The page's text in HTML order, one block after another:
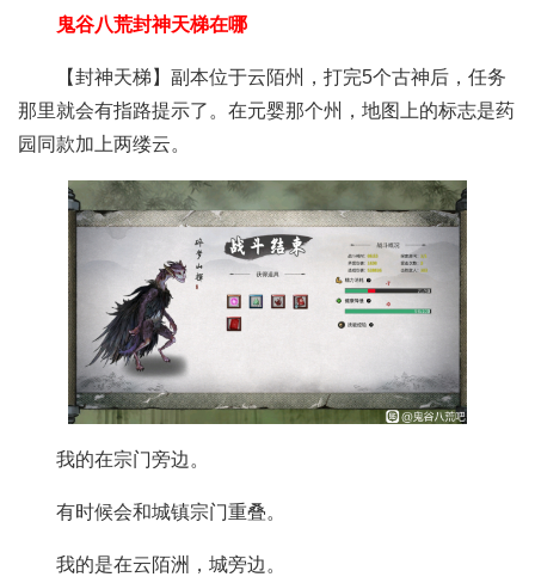
鬼谷八荒封神天梯在哪
【封神天梯】副本位于云陌州，打完5个古神后，任务
那里就会有指路提示了。在元婴那个州，地图上的标志是药
园同款加上两缕云。
我的在宗门旁边。
有时候会和城镇宗门重叠。
我的是在云陌洲，城旁边。